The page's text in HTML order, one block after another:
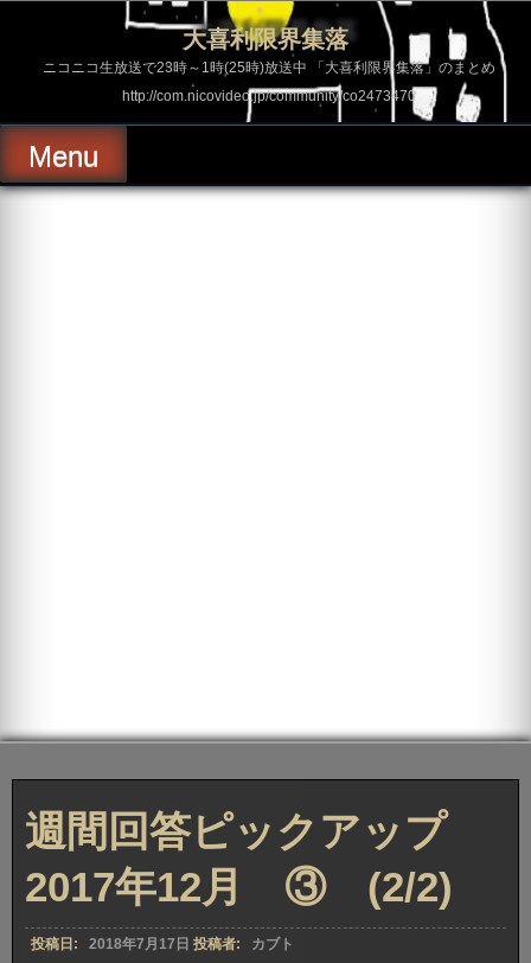
ス
ッ
プ
大喜利限界集落
ニコニコ生放送で23時～1時(25時)放送中 「大喜利限界集落」のまとめ
http://com.nicovideo.jp/community/co2473470
Menu
週間回答ピックアップ
2017年12月 ③ (2/2)
投稿日: 2018年7月17日 投稿者: カブト